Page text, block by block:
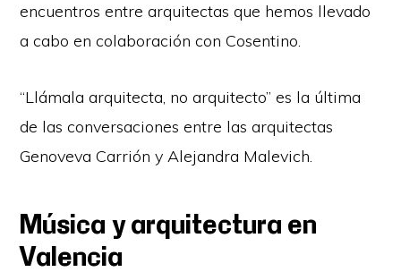
encuentros entre arquitectas que hemos llevado
a cabo en colaboración con Cosentino.
“Llámala arquitecta, no arquitecto” es la última
de las conversaciones entre las arquitectas
Genoveva Carrión y Alejandra Malevich.
Música y arquitectura en
Valencia